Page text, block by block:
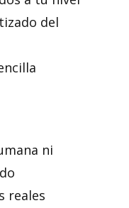
del
ni
reales